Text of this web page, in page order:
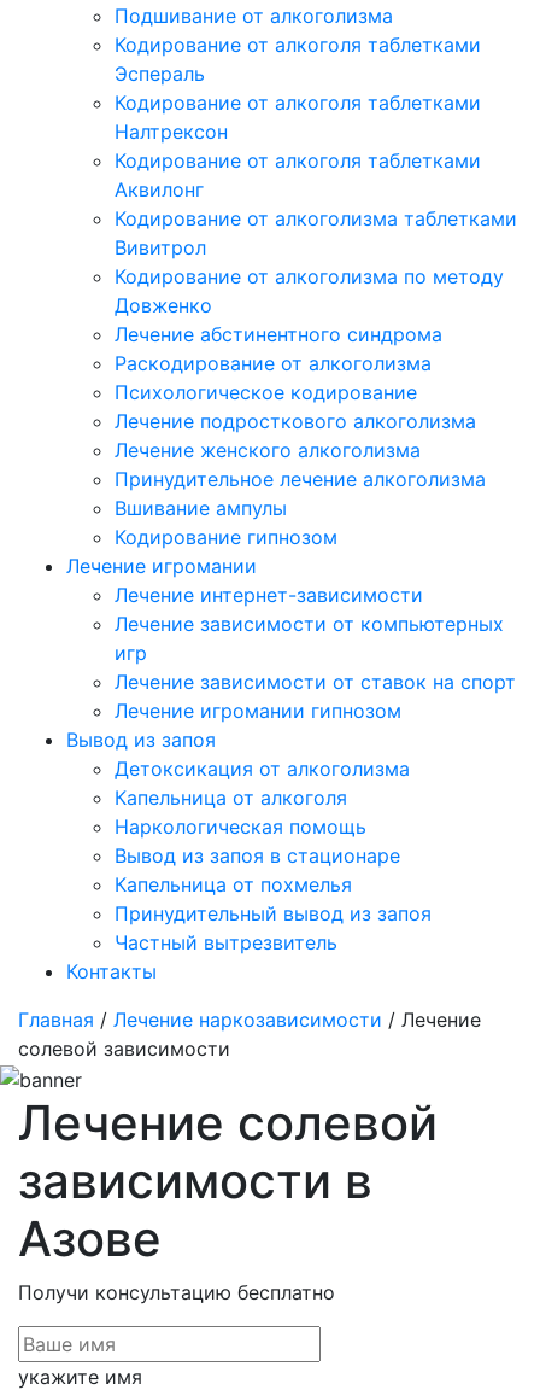
Подшивание от алкоголизма
Кодирование от алкоголя таблетками
Эспераль
Кодирование от алкоголя таблетками
Налтрексон
Кодирование от алкоголя таблетками
Аквилонг
Кодирование от алкоголизма таблетками
Вивитрол
Кодирование от алкоголизма по методу
Довженко
Лечение абстинентного синдрома
Раскодирование от алкоголизма
Психологическое кодирование
Лечение подросткового алкоголизма
Лечение женского алкоголизма
Принудительное лечение алкоголизма
Вшивание ампулы
Кодирование гипнозом
Лечение игромании
Лечение интернет-зависимости
Лечение зависимости от компьютерных
игр
Лечение зависимости от ставок на спорт
Лечение игромании гипнозом
Вывод из запоя
Детоксикация от алкоголизма
Капельница от алкоголя
Наркологическая помощь
Вывод из запоя в стационаре
Капельница от похмелья
Принудительный вывод из запоя
Частный вытрезвитель
Контакты
Главная / Лечение наркозависимости / Лечение
солевой зависимости
Лечение солевой
зависимости в
Азове
Получи консультацию бесплатно
укажите имя